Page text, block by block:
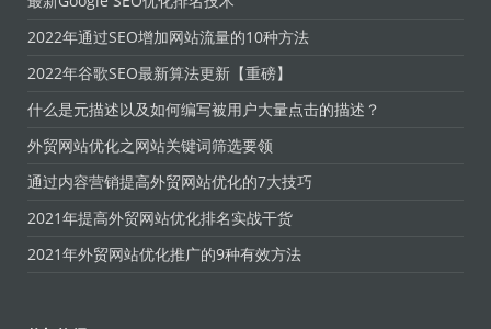
2022年通过SEO增加网站流量的10种方法
2022年谷歌SEO最新算法更新【重磅】
什么是元描述以及如何编写被用户大量点击的描述？
外贸网站优化之网站关键词筛选要领
通过内容营销提高外贸网站优化的7大技巧
2021年提高外贸网站优化排名实战干货
2021年外贸网站优化推广的9种有效方法